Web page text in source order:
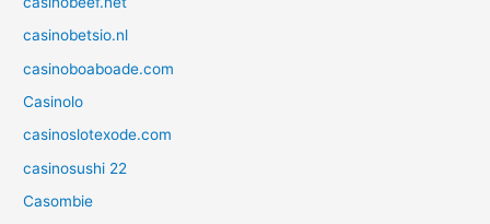
casinobetsio.nl
casinoboaboade.com
Casinolo
casinoslotexode.com
casinosushi 22
Casombie